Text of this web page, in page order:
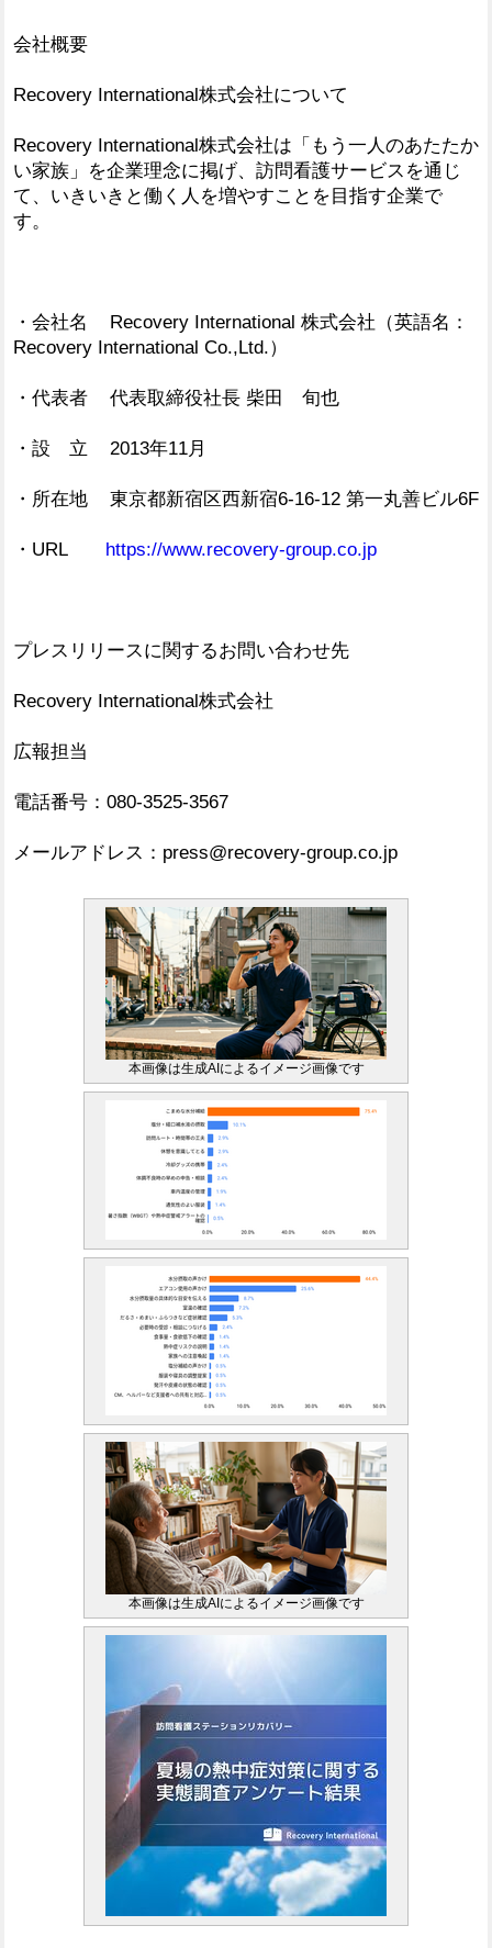
会社概要
Recovery International株式会社について
Recovery International株式会社は「もう一人のあたたか
い家族」を企業理念に掲げ、訪問看護サービスを通じ
て、いきいきと働く人を増やすことを目指す企業で
す。
・会社名 Recovery International 株式会社（英語名：
Recovery International Co.,Ltd.）
・代表者 代表取締役社長 柴田 旬也
・設 立 2013年11月
・所在地 東京都新宿区西新宿6-16-12 第一丸善ビル6F
・URL https://www.recovery-group.co.jp
プレスリリースに関するお問い合わせ先
Recovery International株式会社
広報担当
電話番号：080-3525-3567
メールアドレス：press@recovery-group.co.jp
本画像は生成AIによるイメージ画像です
本画像は生成AIによるイメージ画像です